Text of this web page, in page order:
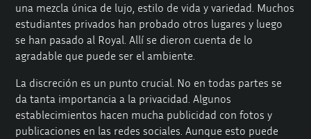
una mezcla única de lujo, estilo de vida y variedad. Muchos
estudiantes privados han probado otros lugares y luego
se han pasado al Royal. Allí se dieron cuenta de lo
agradable que puede ser el ambiente.
La discreción es un punto crucial. No en todas partes se
da tanta importancia a la privacidad. Algunos
establecimientos hacen mucha publicidad con fotos y
publicaciones en las redes sociales. Aunque esto puede